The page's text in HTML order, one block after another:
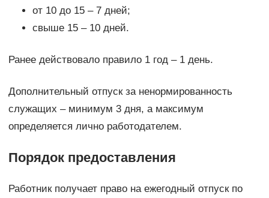
от 10 до 15 – 7 дней;
свыше 15 – 10 дней.
Ранее действовало правило 1 год – 1 день.
Дополнительный отпуск за ненормированность
служащих – минимум 3 дня, а максимум
определяется лично работодателем.
Порядок предоставления
Работник получает право на ежегодный отпуск по